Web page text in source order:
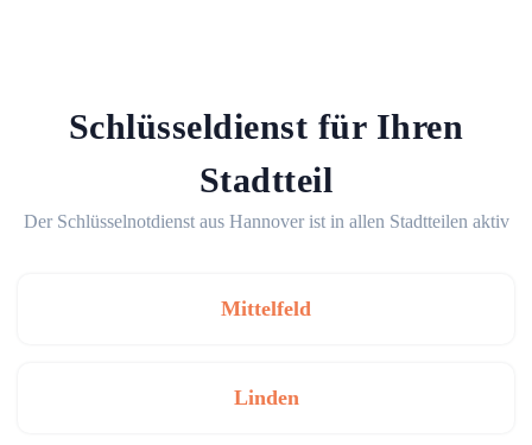
Schlüsseldienst für Ihren
Stadtteil
Der Schlüsselnotdienst aus Hannover ist in allen Stadtteilen aktiv
Mittelfeld
Linden